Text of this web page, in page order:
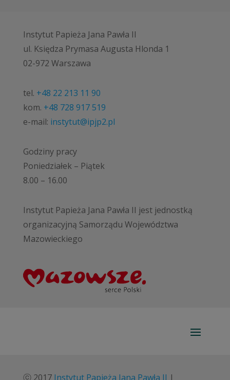
Instytut Papieża Jana Pawła II
ul. Księdza Prymasa Augusta Hlonda 1
02-972 Warszawa
tel. +48 22 213 11 90
kom. +48 728 917 519
e-mail: instytut@ipjp2.pl
Godziny pracy
Poniedziałek – Piątek
8.00 – 16.00
Instytut Papieża Jana Pawła II jest jednostką
organizacyjną Samorządu Województwa
Mazowieckiego
ⓒ 2017 Instytut Papieża Jana Pawła II |